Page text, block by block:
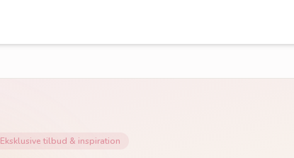
Eksklusive tilbud & inspiration